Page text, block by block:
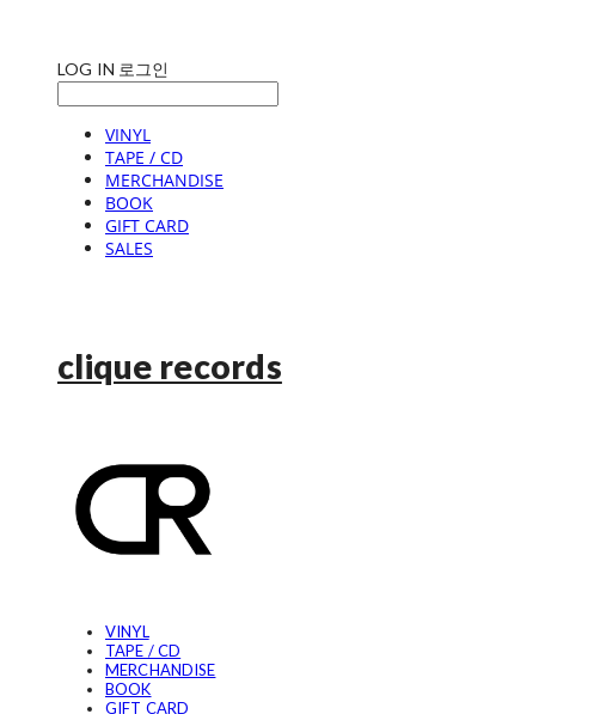
LOG IN 로그인
VINYL
TAPE / CD
MERCHANDISE
BOOK
GIFT CARD
SALES
clique records
VINYL
TAPE / CD
MERCHANDISE
BOOK
GIFT CARD